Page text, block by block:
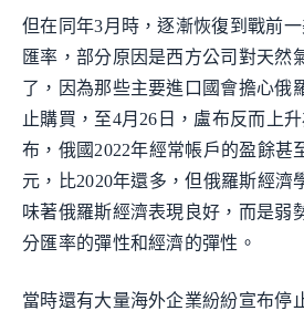
但在同年3月時，逐漸恢復到戰前
匯率，部分原因是西方公司對天然
了，因為那些主要進口國會擔心俄
止購買，至4月26日，盧布反而上
布，俄國2022年經常帳戶的盈餘甚
元，比2020年還多，但俄羅斯經濟
味著俄羅斯經濟表現良好，而是弱
分匯率的彈性和經濟的彈性。
當時還有大量海外企業紛紛宣布停